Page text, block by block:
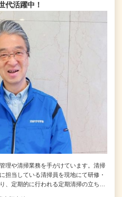
代活躍中！
理や清掃業務を手がけています。清掃
担当している清掃員を現地にて研修・
、定期的に行われる定期清掃の立ち…